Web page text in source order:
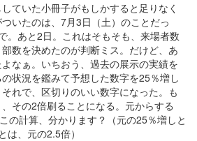
ていた小冊子がもしかすると足りなく
いたのは、7月3日（土）のことだっ
。あと2日。これはそもそも、来場者数
数を決めたのが判断ミス。だけど、あ
なぁ。いちおう、過去の展示の実績を
状況を鑑みて予想した数字を25％増し
れで、区切りのいい数字になった。も
その2倍刷ることになる。元からする
の計算、分かります？（元の25％増しと
は、元の2.5倍）